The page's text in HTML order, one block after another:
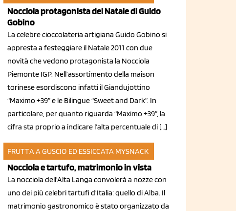
Nocciola protagonista del Natale di Guido
Gobino
La celebre cioccolateria artigiana Guido Gobino si
appresta a festeggiare il Natale 2011 con due
novità che vedono protagonista la Nocciola
Piemonte IGP. Nell’assortimento della maison
torinese esordiscono infatti il Giandujottino
“Maximo +39” e le Bilingue “Sweet and Dark”. In
particolare, per quanto riguarda “Maximo +39”, la
cifra sta proprio a indicare l’alta percentuale di […]
FRUTTA A GUSCIO ED ESSICCATA MYSNACK
27 ott 2011
Nocciola e tartufo, matrimonio in vista
La nocciola dell’Alta Langa convolerà a nozze con
uno dei più celebri tartufi d’Italia: quello di Alba. Il
matrimonio gastronomico è stato organizzato da